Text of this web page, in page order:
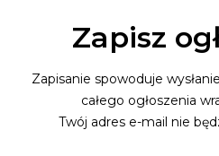
Zapisz
Zapisanie spowoduje
całego ogłoszenia
Twój adres e-mail nie